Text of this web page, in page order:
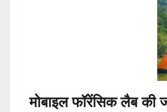
मोबाइल फॉरेंसिक लैब की